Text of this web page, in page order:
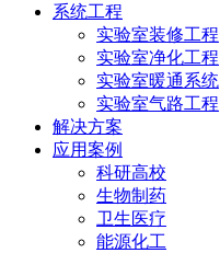
系统工程
实验室装修工程
实验室净化工程
实验室暖通系统
实验室气路工程
解决方案
应用案例
科研高校
生物制药
卫生医疗
能源化工